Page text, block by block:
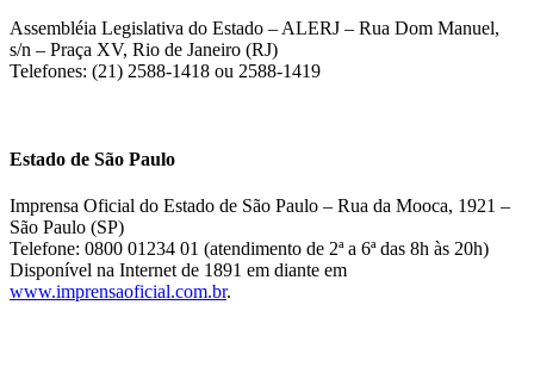
Assembléia Legislativa do Estado – ALERJ – Rua Dom Manuel,
s/n – Praça XV, Rio de Janeiro (RJ)
Telefones: (21) 2588-1418 ou 2588-1419
Estado de São Paulo
Imprensa Oficial do Estado de São Paulo – Rua da Mooca, 1921 –
São Paulo (SP)
Telefone: 0800 01234 01 (atendimento de 2ª a 6ª das 8h às 20h)
Disponível na Internet de 1891 em diante em
www.imprensaoficial.com.br.